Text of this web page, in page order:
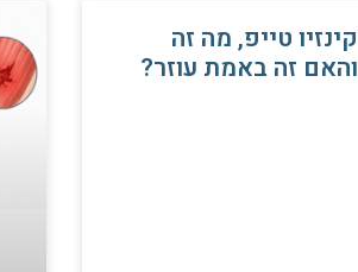
קינזיו טייפ, מה זה
והאם זה באמת עוזר?